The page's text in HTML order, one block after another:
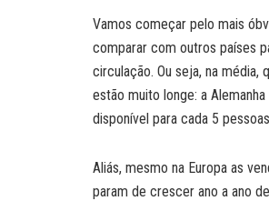
Vamos começar pelo mais
comparar com outros países
circulação. Ou seja, na média,
estão muito longe: a
disponível para cada 5
Aliás, mesmo na Europa as
param de crescer ano a ano